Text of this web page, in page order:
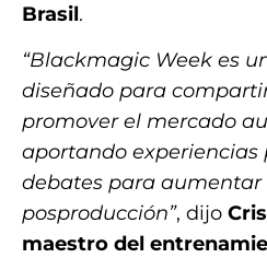
Brasil.
“Blackmagic Week es
diseñado para
promover el mercado
aportando experiencias
debates para aumentar
posproducción”, dijo
maestro del